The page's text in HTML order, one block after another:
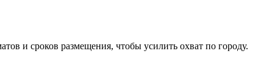
и сроков размещения, чтобы усилить охват по городу.